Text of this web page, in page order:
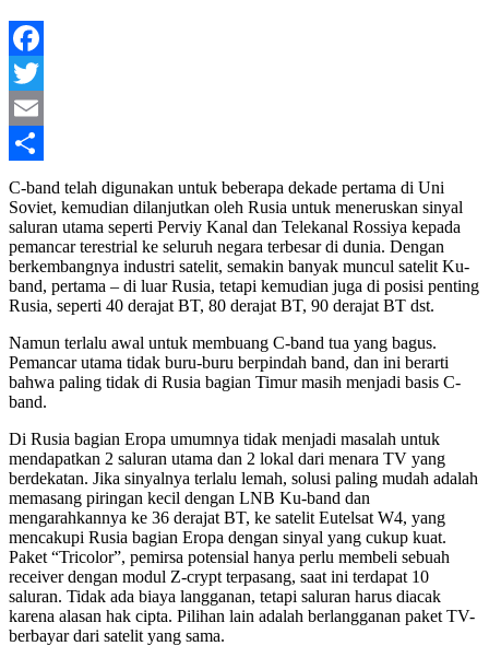
Facebook
Twitter
Email
Share
C-band telah digunakan untuk beberapa dekade pertama di Uni
Soviet, kemudian dilanjutkan oleh Rusia untuk meneruskan sinyal
saluran utama seperti Perviy Kanal dan Telekanal Rossiya kepada
pemancar terestrial ke seluruh negara terbesar di dunia. Dengan
berkembangnya industri satelit, semakin banyak muncul satelit Ku-
band, pertama – di luar Rusia, tetapi kemudian juga di posisi penting
Rusia, seperti 40 derajat BT, 80 derajat BT, 90 derajat BT dst.
Namun terlalu awal untuk membuang C-band tua yang bagus.
Pemancar utama tidak buru-buru berpindah band, dan ini berarti
bahwa paling tidak di Rusia bagian Timur masih menjadi basis C-
band.
Di Rusia bagian Eropa umumnya tidak menjadi masalah untuk
mendapatkan 2 saluran utama dan 2 lokal dari menara TV yang
berdekatan. Jika sinyalnya terlalu lemah, solusi paling mudah adalah
memasang piringan kecil dengan LNB Ku-band dan
mengarahkannya ke 36 derajat BT, ke satelit Eutelsat W4, yang
mencakupi Rusia bagian Eropa dengan sinyal yang cukup kuat.
Paket “Tricolor”, pemirsa potensial hanya perlu membeli sebuah
receiver dengan modul Z-crypt terpasang, saat ini terdapat 10
saluran. Tidak ada biaya langganan, tetapi saluran harus diacak
karena alasan hak cipta. Pilihan lain adalah berlangganan paket TV-
berbayar dari satelit yang sama.